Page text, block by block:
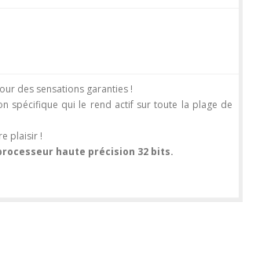
des sensations garanties !
spécifique qui le rend actif sur toute la plage de
plaisir !
haute précision 32 bits.